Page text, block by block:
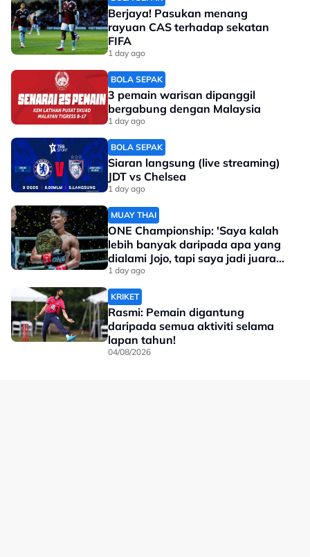
Berjaya! Pasukan menang
rayuan CAS terhadap sekatan
FIFA
1 day ago
BOLA SEPAK
3 pemain warisan dipanggil
bergabung dengan Malaysia
1 day ago
BOLA SEPAK
Siaran langsung (live streaming)
JDT vs Chelsea
1 day ago
MUAY THAI
ONE Championship: 'Saya kalah
lebih banyak daripada apa yang
dialami Jojo, tapi saya jadi juara
dunia'
1 day ago
KRIKET
Rasmi: Pemain digantung
daripada semua aktiviti selama
lapan tahun!
04/08/2026